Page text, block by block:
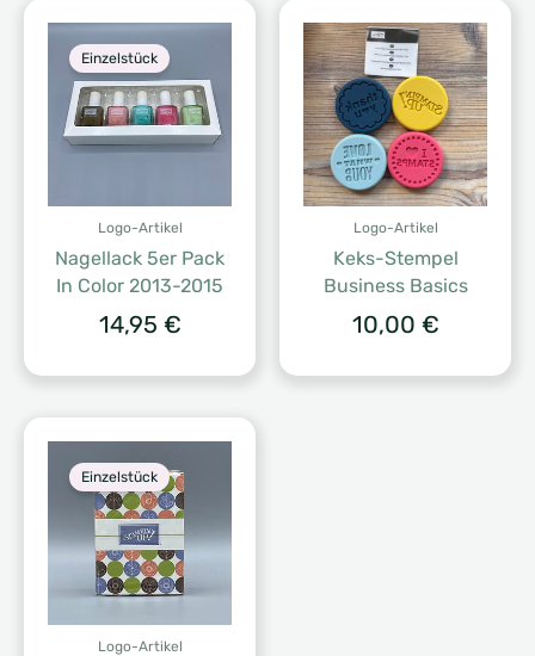
Einzelstück
Logo-Artikel
Nagellack 5er Pack
In Color 2013-2015
14,95 €
Logo-Artikel
Keks-Stempel
Business Basics
10,00 €
Einzelstück
Logo-Artikel